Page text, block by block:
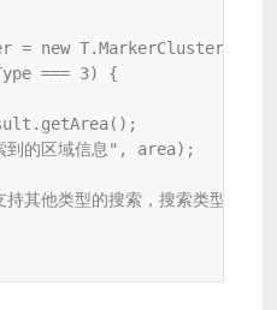
= new
=== 3) {
的区域信息", area);
其他类型的搜索，搜索类型为",